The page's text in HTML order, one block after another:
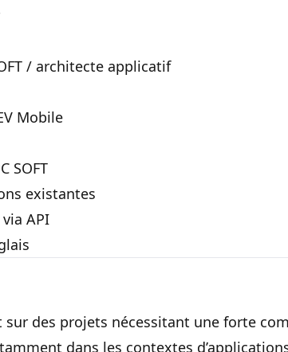
/ architecte applicatif
Mobile
SOFT
existantes
API
sur des projets nécessitant une forte
dans les contextes